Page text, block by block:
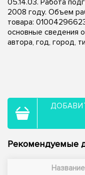
2008 году. Объем
товара:
основные сведения
автора, год, город,
Рекомендуемые